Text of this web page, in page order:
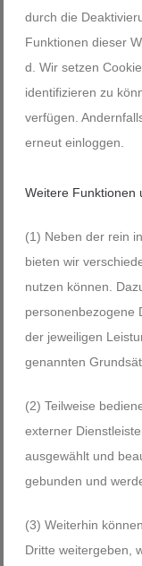
durch die
Funktionen dieser
Wir setzen
identifizieren zu
verfügen.
erneut einloggen.
Weitere Funktionen
(1) Neben der rein
bieten wir
nutzen können.
personenbezogene
der jeweiligen
genannten
(2) Teilweise
externer
ausgewählt und
gebunden und
(3) Weiterhin
Dritte weitergeben,